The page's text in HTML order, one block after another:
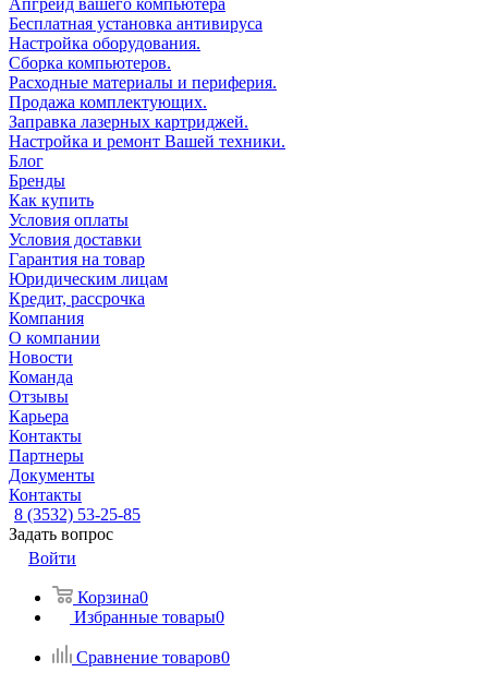
Апгрейд вашего компьютера
Бесплатная установка антивируса
Настройка оборудования.
Сборка компьютеров.
Расходные материалы и периферия.
Продажа комплектующих.
Заправка лазерных картриджей.
Настройка и ремонт Вашей техники.
Блог
Бренды
Как купить
Условия оплаты
Условия доставки
Гарантия на товар
Юридическим лицам
Кредит, рассрочка
Компания
О компании
Новости
Команда
Отзывы
Карьера
Контакты
Партнеры
Документы
Контакты
8 (3532) 53-25-85
Задать вопрос
Войти
Корзина0
Избранные товары0
Сравнение товаров0